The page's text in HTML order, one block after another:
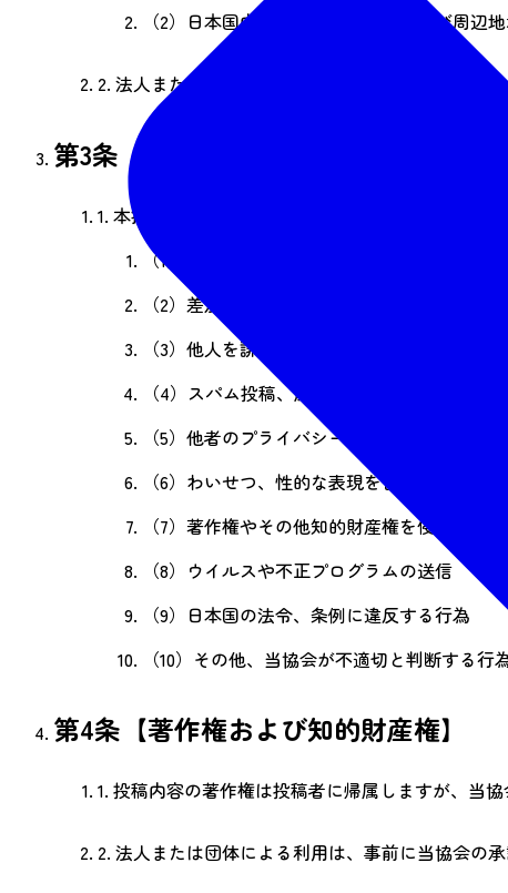
（2） 日本国内に在住し、仙台市および周辺
2. 法人または団体による利用は、事前に当会の承認
第3条【禁止事項】
1. 本掲示板において、次の行為を禁止します。
（1）
（2） 差別的な発言やヘイトスピーチ
（3） 他人を誹謗中傷する内容、名誉毀損にあ
（4） スパム投稿、広告・宣伝目的の投稿
（5） 他者のプライバシーを侵害する行為（
（6） わいせつ、性的な表現を含む投稿
（7） 著作権やその他知的財産権を侵害する行
（8） ウイルスや不正プログラムの送信
（9） 日本国の法令、条例に違反する行為
（10） その他、当協会が不適切と判断する行
第4条【著作権および知的財産権】
1. 投稿内容の著作権は投稿者に帰属しますが、当
2. 法人または団体による利用は、事前に当協会の承